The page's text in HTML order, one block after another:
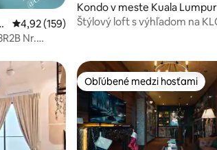
279
Priemerné ohodnotenie 4,92 z 5, počet
4,92 (159)
Nr.
Kondo v meste Kuala Lumpur
Štýlový loft s výhľadom na
Obľúbené medzi hosťami
Obľúbené medzi hosťami